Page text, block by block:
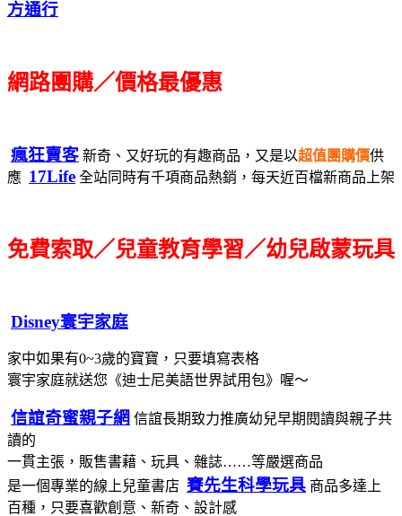
方通行
網路團購／價格最優惠
瘋狂賣客 新奇、又好玩的有趣商品，又是以超值團購價供
應 17Life 全站同時有千項商品熱銷，每天近百檔新商品上架
免費索取／兒童教育學習／幼兒啟蒙玩具
Disney寰宇家庭
家中如果有0~3歲的寶寶，只要填寫表格
寰宇家庭就送您《迪士尼美語世界試用包》喔～
信誼奇蜜親子網 信誼長期致力推廣幼兒早期閱讀與親子共
讀的
一貫主張，販售書藉、玩具、雜誌……等嚴選商品
是一個專業的線上兒童書店 賽先生科學玩具 商品多達上
百種，只要喜歡創意、新奇、設計感